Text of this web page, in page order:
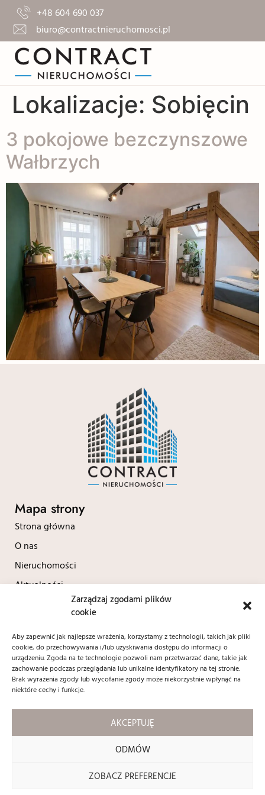
Zarządzaj zgodami plików
cookie
Aby zapewnić jak najlepsze wrażenia, korzystamy z technologii, takich jak pliki
cookie, do przechowywania i/lub uzyskiwania dostępu do informacji o
urządzeniu. Zgoda na te technologie pozwoli nam przetwarzać dane, takie jak
zachowanie podczas przeglądania lub unikalne identyfikatory na tej stronie.
Brak wyrażenia zgody lub wycofanie zgody może niekorzystnie wpłynąć na
niektóre cechy i funkcje.
AKCEPTUJĘ
ODMÓW
ZOBACZ PREFERENCJE
+48 604 690 037
biuro@contractnieruchomosci.pl
Lokalizacje: Sobięcin
3 pokojowe bezczynszowe
Wałbrzych
Mapa strony
Strona główna
O nas
Nieruchomości
Aktualności
Kontakt
+48 604 690 037
biuro@contractnieruchomosci.pl
Social media:
Copyright 2024 © contractnieruchomosci.pl